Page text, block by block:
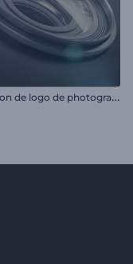
R
évélation de logo de photographe